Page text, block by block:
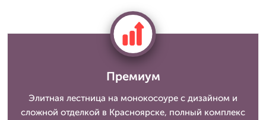
Премиум
Элитная лестница на монокосоуре с дизайном и
сложной отделкой в Красноярске, полный комплекс